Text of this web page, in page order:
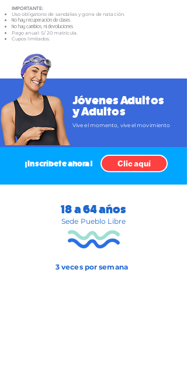
IMPORTANTE:
Uso obligatorio de sandalias y gorra de natación.
No hay recuperación de clases.
No hay cambios, ni devoluciones.
Pago anual: S/ 20 matrícula.
Cupos limitados.
Jóvenes Adultos
y Adultos
Vive el momento, vive el movimiento
¡Inscríbete ahora! Clic aquí
18 a 64 años
Sede Pueblo Libre
3 veces por semana